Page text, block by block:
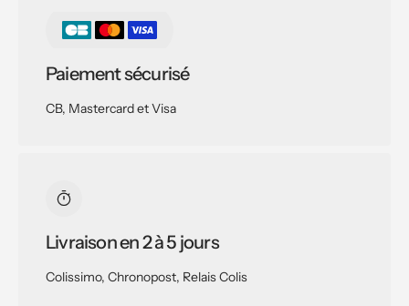
Paiement sécurisé
CB, Mastercard et Visa
Livraison en 2 à 5 jours
Colissimo, Chronopost, Relais Colis